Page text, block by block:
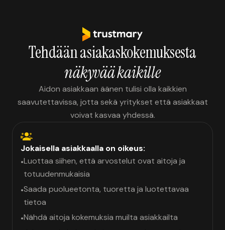
Tehdään asiakaskokemuksesta
näkyvää kaikille
Aidon asiakkaan äänen tulisi olla kaikkien
saavutettavissa, jotta sekä yritykset että asiakkaat
voivat kasvaa yhdessä.
Jokaisella asiakkaalla on oikeus:
•Luottaa siihen, että arvostelut ovat aitoja ja
totuudenmukaisia
•Saada puolueetonta, tuoretta ja luotettavaa
tietoa
•Nähdä aitoja kokemuksia muilta asiakkailta